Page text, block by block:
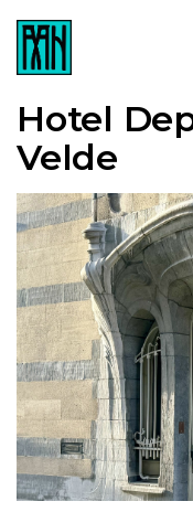
Hotel
Velde